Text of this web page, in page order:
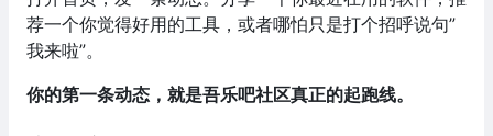
荐一个你觉得好用的工具，或者哪怕只是打个招呼说句”
我来啦”。
你的第一条动态，就是吾乐吧社区真正的起跑线。